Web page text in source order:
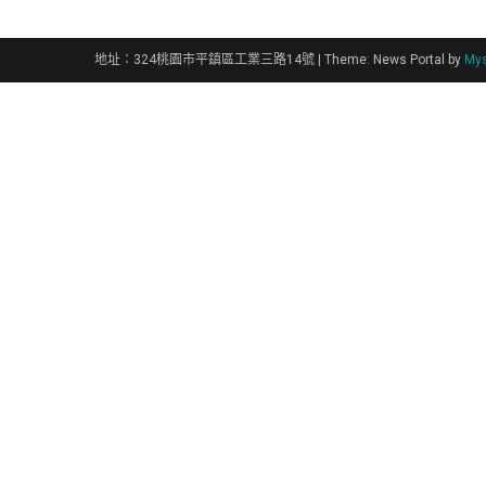
導
覽
地址：324桃園市平鎮區工業三路14號 Theme: News Portal by